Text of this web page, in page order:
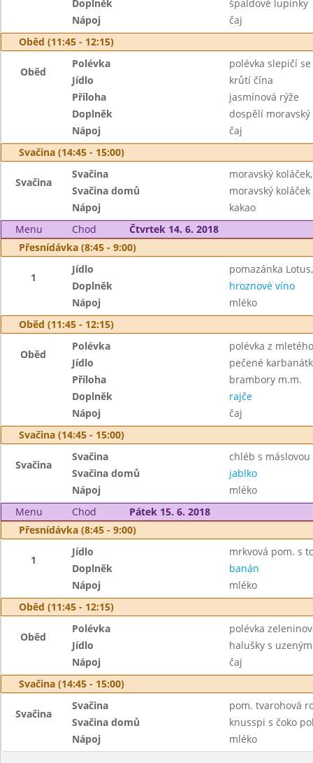
Doplněk
špaldové lupínky
Nápoj
čaj
Oběd (11:45 - 12:15)
Oběd
Polévka
polévka slepičí
Jídlo
krůtí čína
Příloha
jasmínová rýže
Doplněk
dospělí moravský
Nápoj
čaj
Svačina (14:45 - 15:00)
Svačina
Svačina
moravský
Svačina domů
moravský koláček
Nápoj
kakao
Menu
Chod
Čtvrtek 14. 6. 2018
Přesnídávka (8:45 - 9:00)
1
Jídlo
pomazánka
Doplněk
hroznové víno
Nápoj
mléko
Oběd (11:45 - 12:15)
Oběd
Polévka
polévka z
Jídlo
pečené
Příloha
brambory m.m.
Doplněk
rajče
Nápoj
čaj
Svačina (14:45 - 15:00)
Svačina
Svačina
chléb s
Svačina domů
jablko
Nápoj
mléko
Menu
Chod
Pátek 15. 6. 2018
Přesnídávka (8:45 - 9:00)
1
Jídlo
mrkvová pom. s
Doplněk
banán
Nápoj
mléko
Oběd (11:45 - 12:15)
Oběd
Polévka
polévka
Jídlo
halušky s
Nápoj
čaj
Svačina (14:45 - 15:00)
Svačina
Svačina
pom. tvarohová
Svačina domů
knusspi s čoko
Nápoj
mléko